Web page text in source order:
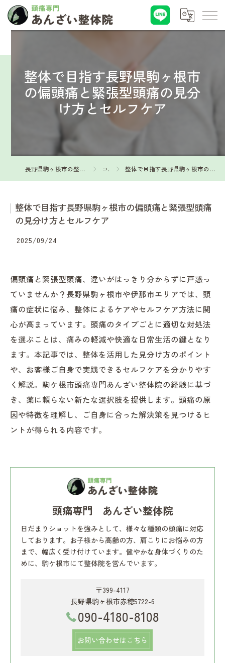
整体で目指す長野県駒ヶ根市
の偏頭痛と緊張型頭痛の見分
け方とセルフケア
長野県駒ヶ根市の整体なら頭痛専門 あんざい整体院 コラム 整体で目指す長野県駒ヶ根市の偏頭痛と緊張型頭痛の見分け方とセルフケア
整体で目指す長野県駒ヶ根市の偏頭痛と緊張型頭痛
の見分け方とセルフケア
2025/09/24
偏頭痛と緊張型頭痛、違いがはっきり分からずに戸惑っ
ていませんか？長野県駒ヶ根市や伊那市エリアでは、頭
痛の症状に悩み、整体によるケアやセルフケア方法に関
心が高まっています。頭痛のタイプごとに適切な対処法
を選ぶことは、痛みの軽減や快適な日常生活の鍵となり
ます。本記事では、整体を活用した見分け方のポイント
や、お客様ご自身で実践できるセルフケアを分かりやす
く解説。駒ケ根市頭痛専門あんざい整体院の経験に基づ
き、薬に頼らない新たな選択肢を提供します。頭痛の原
因や特徴を理解し、ご自身に合った解決策を見つけるヒ
ントが得られる内容です。
頭痛専門 あんざい整体院
日だまりショットを強みとして、様々な種類の頭痛に対応
しております。お子様から高齢の方、肩こりにお悩みの方
まで、幅広く受け付けています。健やかな身体づくりのた
めに、駒ケ根市にて整体院を営んでいます。
〒399-4117
長野県駒ヶ根市赤穂5722-6
090-4180-8108
お問い合わせはこちら